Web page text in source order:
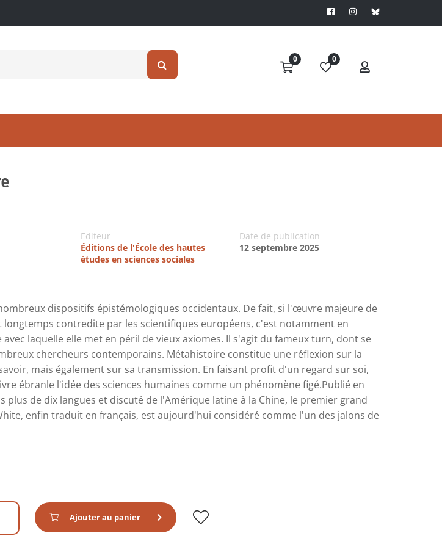
0 0
Editeur
Éditions de l'École des hautes
études en sciences sociales
Date de publication
12 septembre 2025
dispositifs épistémologiques occidentaux. De fait, si l'œuvre majeure de
longtemps contredite par les scientifiques européens, c'est notamment en
avec laquelle elle met en péril de vieux axiomes. Il s'agit du fameux turn, dont se
chercheurs contemporains. Métahistoire constitue une réflexion sur la
mais également sur sa transmission. En faisant profit d'un regard sur soi,
ébranle l'idée des sciences humaines comme un phénomène figé.Publié en
plus de dix langues et discuté de l'Amérique latine à la Chine, le premier grand
enfin traduit en français, est aujourd'hui considéré comme l'un des jalons de
Ajouter au panier